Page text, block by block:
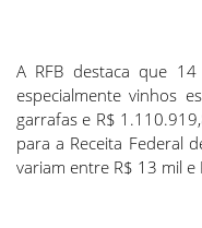
A RFB destaca que
especialmente vinhos
garrafas e R$
para a Receita Federal
variam entre R$ 13 mil e